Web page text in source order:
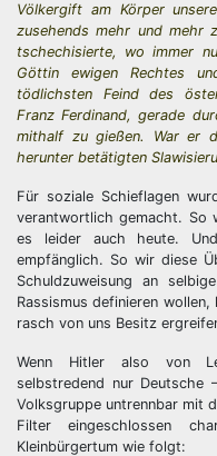
Völkergift am Körper
zusehends mehr und mehr
tschechisierte, wo immer
Göttin ewigen Rechtes
tödlichsten Feind des
Franz Ferdinand, gerade
mithalf zu gießen. War er
herunter betätigten
Für soziale Schieflagen
verantwortlich gemacht.
es leider auch heute.
empfänglich. So wir diese
Schuldzuweisung an
Rassismus definieren
rasch von uns Besitz
Wenn Hitler also von
selbstredend nur Deutsche
Volksgruppe untrennbar mit
Filter eingeschlossen
Kleinbürgertum wie folgt: